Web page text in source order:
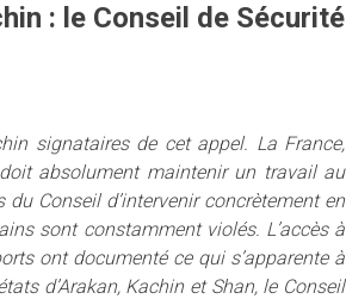
: le Conseil de Sécurité
signataires de cet appel. La France,
absolument maintenir un travail au
Conseil d’intervenir concrètement en
sont constamment violés. L’accès à
ont documenté ce qui s’apparente à
d’Arakan, Kachin et Shan, le Conseil